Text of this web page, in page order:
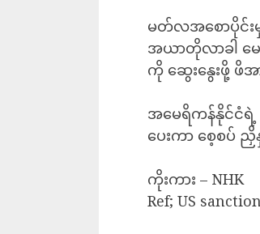
မတ်လအစောပိုင်း
အယာတိုလာခါ မ
ကို ဆွေးနွေးဖို့ ဖိအ
အမေရိကန်နိုင်ငံရဲ့
ပေးကာ စေ့စပ်
ကိုးကား – NHK
Ref; US